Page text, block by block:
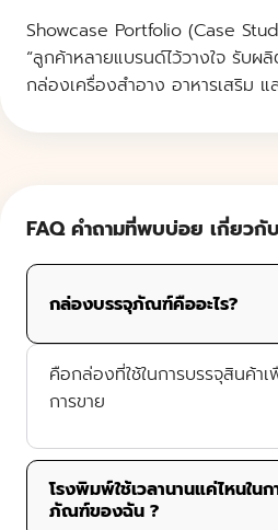
Showcase Portfolio (Case
“ลูกค้าหลายแบรนด์ไว้วางใจ รับผ
กล่องเครื่องสำอาง อาหารเสริม
FAQ คำถามที่พบบ่อย เกี่ยว
กล่องบรรจุภัณฑ์คืออะไร?
คือกล่องที่ใช้ในการบรรจุสินค้า
การขาย
โรงพิมพ์ใช้เวลานานแค่ไหนใน
ภัณฑ์ของฉัน ?